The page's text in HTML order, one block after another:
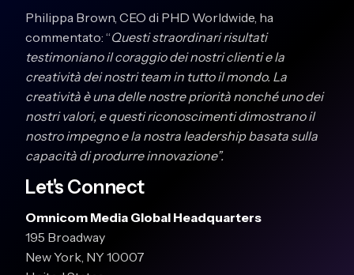
Philippa Brown, CEO di PHD Worldwide, ha
commentato: “Questi straordinari risultati
testimoniano il coraggio dei nostri clienti e la
creatività dei nostri team in tutto il mondo. La
creatività è una delle nostre priorità nonché uno dei
nostri valori, e questi riconoscimenti dimostrano il
nostro impegno e la nostra leadership basata sulla
capacità di produrre innovazione”.
Let's Connect
Omnicom Media Global Headquarters
195 Broadway
New York, NY 10007